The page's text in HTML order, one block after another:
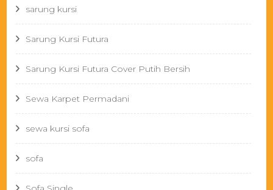
sarung kursi
Sarung Kursi Futura
Sarung Kursi Futura Cover Putih Bersih
Sewa Karpet Permadani
sewa kursi sofa
sofa